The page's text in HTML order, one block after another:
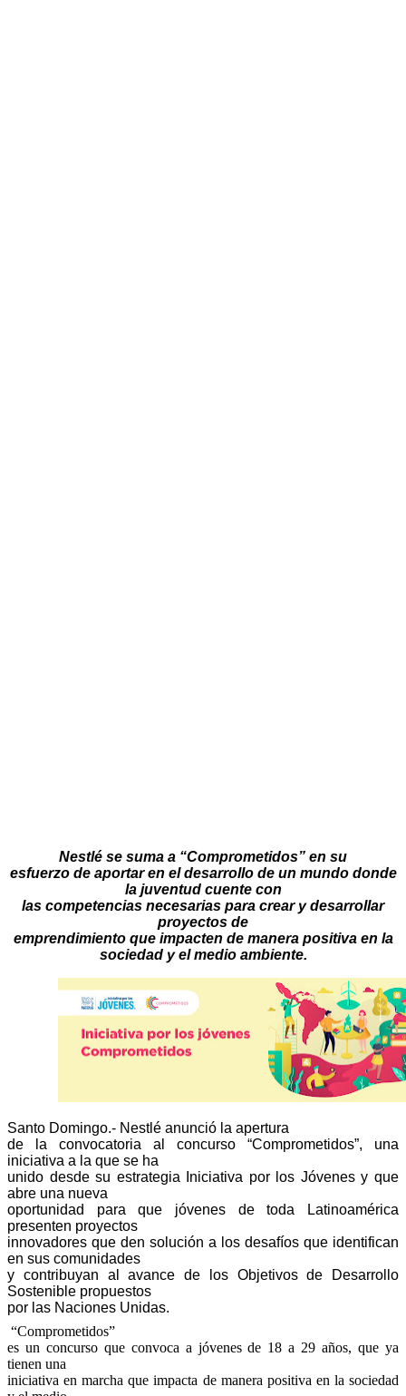
Nestlé se suma a “Comprometidos” en su
esfuerzo de aportar en el desarrollo de un mundo donde
la juventud cuente con
las competencias necesarias para crear y desarrollar
proyectos de
emprendimiento que impacten de manera positiva en la
sociedad y el medio ambiente.
Santo Domingo.- Nestlé anunció la apertura
de la convocatoria al concurso “Comprometidos”, una
iniciativa a la que se ha
unido desde su estrategia Iniciativa por los Jóvenes y que
abre una nueva
oportunidad para que jóvenes de toda Latinoamérica
presenten proyectos
innovadores que den solución a los desafíos que identifican
en sus comunidades
y contribuyan al avance de los Objetivos de Desarrollo
Sostenible propuestos
por las Naciones Unidas.
“Comprometidos”
es un concurso que convoca a jóvenes de 18 a 29 años, que ya
tienen una
iniciativa en marcha que impacta de manera positiva en la sociedad